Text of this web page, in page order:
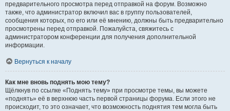
предварительного просмотра перед отправкой на форум. Возможно
также, что администратор включил вас в группу пользователей,
сообщения которых, по его или её мнению, должны быть предварительно
просмотрены перед отправкой. Пожалуйста, свяжитесь с
администратором конференции для получения дополнительной
информации.
Вернуться к началу
Как мне вновь поднять мою тему?
Щёлкнув по ссылке «Поднять тему» при просмотре темы, вы можете
«поднять» её в верхнюю часть первой страницы форума. Если этого не
происходит, то это означает, что возможность поднятия тем могла быть